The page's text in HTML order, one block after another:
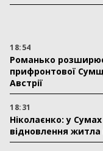
18:54
Романько
прифронтової
Австрії
18:31
Ніколаєнко: у
відновлення